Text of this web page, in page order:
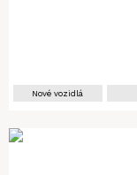
Nové vozidlá